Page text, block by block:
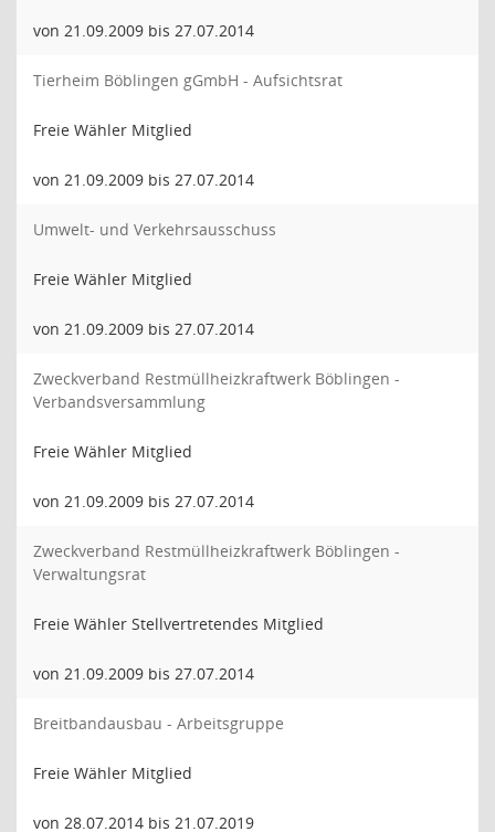
von 21.09.2009 bis 27.07.2014
Tierheim Böblingen gGmbH - Aufsichtsrat
Freie Wähler Mitglied
von 21.09.2009 bis 27.07.2014
Umwelt- und Verkehrsausschuss
Freie Wähler Mitglied
von 21.09.2009 bis 27.07.2014
Zweckverband Restmüllheizkraftwerk Böblingen -
Verbandsversammlung
Freie Wähler Mitglied
von 21.09.2009 bis 27.07.2014
Zweckverband Restmüllheizkraftwerk Böblingen -
Verwaltungsrat
Freie Wähler Stellvertretendes Mitglied
von 21.09.2009 bis 27.07.2014
Breitbandausbau - Arbeitsgruppe
Freie Wähler Mitglied
von 28.07.2014 bis 21.07.2019